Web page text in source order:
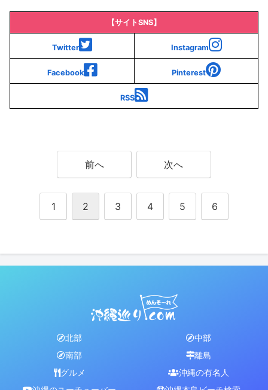
【サイトSNS】
Twitter Instagram
Facebook Pinterest
RSS
前へ 次へ
1 2 3 4 5 6
北部
中部
南部
離島
グルメ
沖縄の有名人